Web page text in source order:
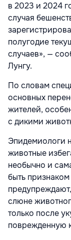
в 2023 и 2024
случая
полугодие
случаев», —
Лунгу.
По словам
основных
жителей,
с дикими
Эпидемиологи
животные
необычно и
быть
слюне
только после
поврежденную